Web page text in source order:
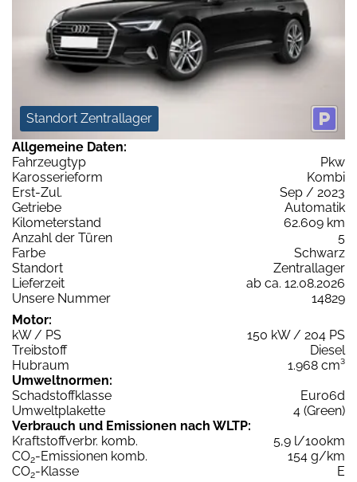
Standort Zentrallager
Allgemeine Daten:
Fahrzeugtyp
Pkw
Karosserieform
Kombi
Erst-Zul.
Sep / 2023
Getriebe
Automatik
Kilometerstand
62.609 km
Anzahl der Türen
5
Farbe
Schwarz
Standort
Zentrallager
Lieferzeit
ab ca. 12.08.2026
Unsere Nummer
14829
Motor:
kW / PS
150 kW / 204 PS
Treibstoff
Diesel
Hubraum
1.968 cm³
Umweltnormen:
Schadstoffklasse
Euro6d
Umweltplakette
4 (Green)
Verbrauch und Emissionen nach WLTP:
Kraftstoffverbr. komb.
5,9 l/100km
CO2-Emissionen komb.
154 g/km
CO2-Klasse
E